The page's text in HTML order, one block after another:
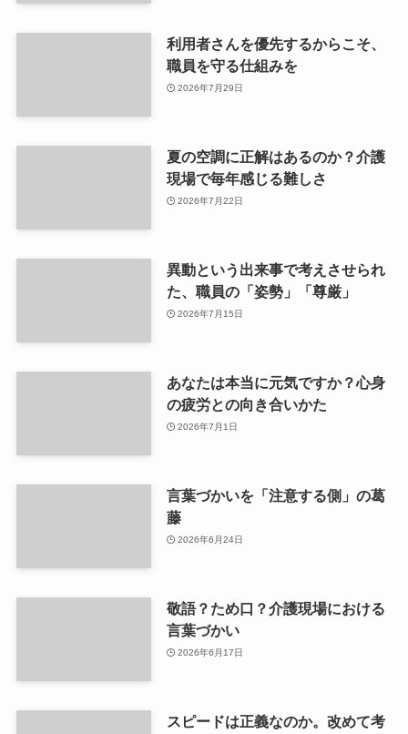
利用者さんを優先するからこそ、
職員を守る仕組みを
2026年7月29日
夏の空調に正解はあるのか？介護
現場で毎年感じる難しさ
2026年7月22日
異動という出来事で考えさせられ
た、職員の「姿勢」「尊厳」
2026年7月15日
あなたは本当に元気ですか？心身
の疲労との向き合いかた
2026年7月1日
言葉づかいを「注意する側」の葛
藤
2026年6月24日
敬語？ため口？介護現場における
言葉づかい
2026年6月17日
スピードは正義なのか。改めて考